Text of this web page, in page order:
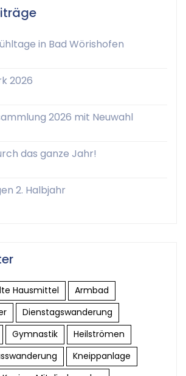
in Bad Wörishofen
2026
2026 mit Neuwahl
das ganze Jahr!
2. Halbjahr
Hausmittel
Armbad
Dienstagswanderung
Gymnastik
Heilströmen
Kneippanlage